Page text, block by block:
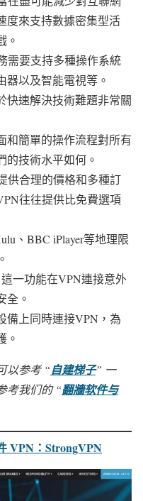
度來支持數據密集型活
。
需要支持多種操作系統
器以及智能電視等。
快速解決技術難題非常關
和簡單的操作流程對所有
的技術水平如何。
供合理的價格和多種訂
往往提供比免費選項
、BBC iPlayer等地理限
一功能在VPN連接意外
全。
備上同時連接VPN，為
。
以参考 “自建梯子” 一
考我们的 “翻牆软件与
VPN：StrongVPN